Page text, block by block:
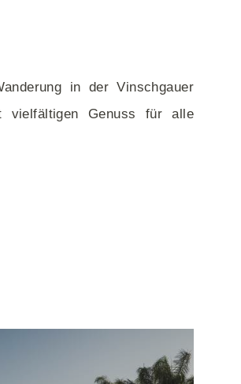
in der Vinschgauer
vielfältigen Genuss für alle